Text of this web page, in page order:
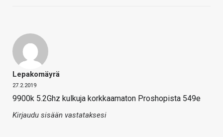
Lepakomäyrä
27.2.2019
9900k 5.2Ghz kulkuja korkkaamaton Proshopista 549e
Kirjaudu sisään vastataksesi